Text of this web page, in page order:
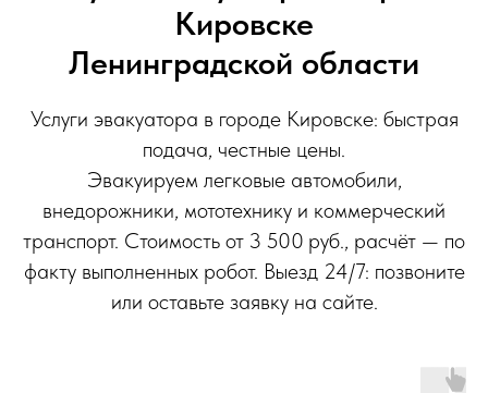
Кировске
Ленинградской области
Услуги эвакуатора в городе Кировске: быстрая
подача, честные цены.
Эвакуируем легковые автомобили,
внедорожники, мототехнику и коммерческий
транспорт. Стоимость от 3 500 руб., расчёт — по
факту выполненных робот. Выезд 24/7: позвоните
или оставьте заявку на сайте.